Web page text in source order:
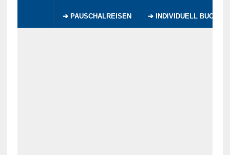
➔ PAUSCHALREISEN ➔ INDIVIDUELL BUCHEN